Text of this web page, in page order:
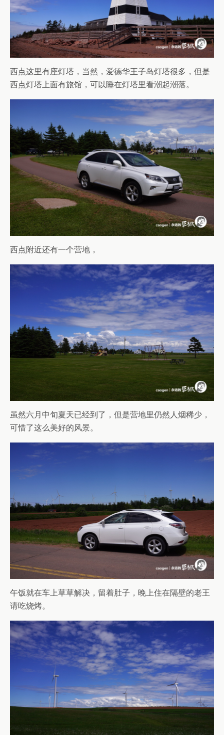
西点这里有座灯塔，当然，爱德华王子岛灯塔很多，但是
西点灯塔上面有旅馆，可以睡在灯塔里看潮起潮落。
西点附近还有一个营地，
虽然六月中旬夏天已经到了，但是营地里仍然人烟稀少，
可惜了这么美好的风景。
午饭就在车上草草解决，留着肚子，晚上住在隔壁的老王
请吃烧烤。